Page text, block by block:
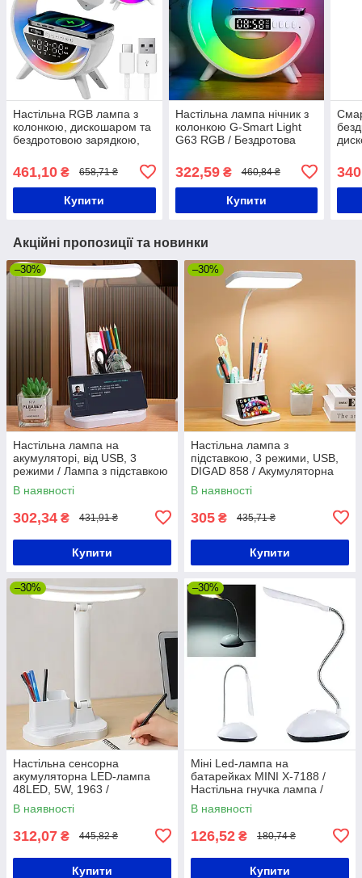
Настільна RGB лампа з
колонкою, дискошаром та
бездротовою зарядкою,
нічник / Смарт лампа
461,10 ₴ 658,71 ₴
Купити
Настільна лампа нічник з
колонкою G-Smart Light
G63 RGB / Бездротова
колонка 10W
322,59₴ 460,84 ₴
Купити
Акційні пропозиції та новинки
–30%
Настільна лампа на
акумуляторі, від USB, 3
режими / Лампа з підставкою
для телефону / Світильник
настільний
В наявності
302,34 ₴ 431,91 ₴
Купити
–30%
Настільна лампа з
підставкою, 3 режими, USB,
DIGAD 858 / Акумуляторна
лампа на стіл / Світильник
настільний
В наявності
305 ₴ 435,71 ₴
Купити
–30%
Настільна сенсорна
акумуляторна LED-лампа
48LED, 5W, 1963 /
Світлодіодна лампа на
акумуляторі для навчання
В наявності
312,07 ₴ 445,82 ₴
Купити
–30%
Міні Led-лампа на
батарейках MINI X-7188 /
Настільна гнучка лампа /
Світлодіодний міні-світильник
В наявності
126,52 ₴ 180,74 ₴
Купити